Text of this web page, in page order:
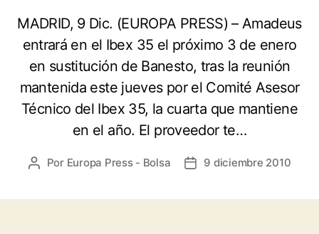
MADRID, 9 Dic. (EUROPA PRESS) – Amadeus
entrará en el Ibex 35 el próximo 3 de enero
en sustitución de Banesto, tras la reunión
mantenida este jueves por el Comité Asesor
Técnico del Ibex 35, la cuarta que mantiene
en el año. El proveedor te…
Autor
Por Europa Press - Bolsa
Fecha9 diciembre 2010